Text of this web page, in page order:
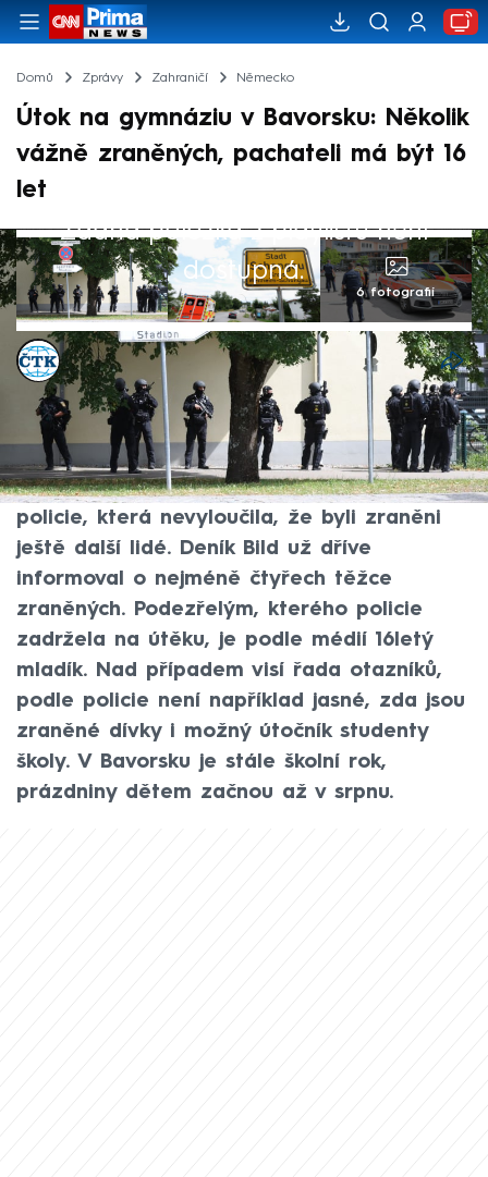
Domů Zprávy Zahraničí Německo
Útok na gymnáziu v Bavorsku: Několik
vážně zraněných, pachateli má být 16
let
Žádná položka z playlistu není
dostupná.
6 fotografií
ČTK
Akt. 8. čvc 2026, 15:43
• 8. čvc 2026, 14:16
Při úterním útoku na gymnáziu v Schongau
v Bavorsku utrpěly těžká zranění nejméně
dvě dívky. Uvedla to podle agentury DPA
policie, která nevyloučila, že byli zraněni
ještě další lidé. Deník Bild už dříve
informoval o nejméně čtyřech těžce
zraněných. Podezřelým, kterého policie
zadržela na útěku, je podle médií 16letý
mladík. Nad případem visí řada otazníků,
podle policie není například jasné, zda jsou
zraněné dívky i možný útočník studenty
školy. V Bavorsku je stále školní rok,
prázdniny dětem začnou až v srpnu.